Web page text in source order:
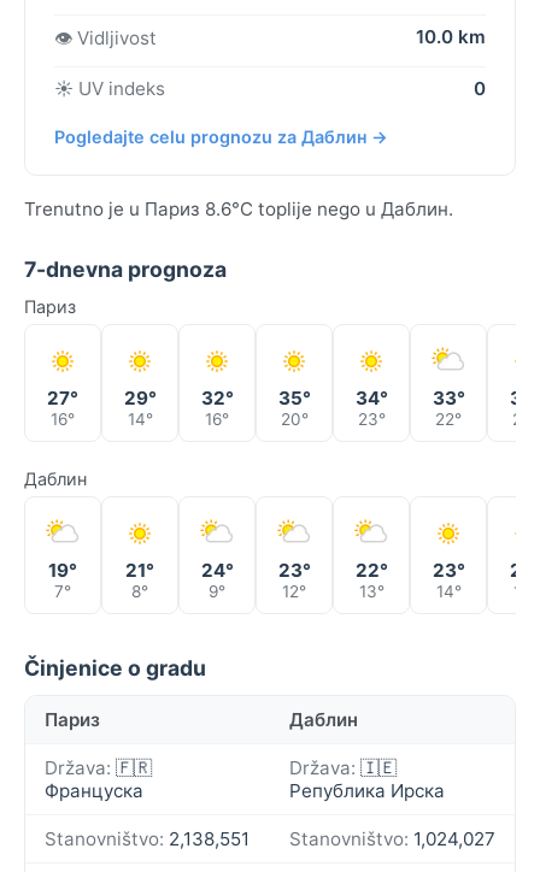
👁️ Vidljivost 10.0 km
☀️ UV indeks 0
Pogledajte celu prognozu za Даблин →
Trenutno je u Париз 8.6°C toplije nego u Даблин.
7-dnevna prognoza
Париз
27°
16°
29°
14°
32°
16°
35°
20°
34°
23°
33°
22° 23°
Даблин
19°
7°
21°
8°
24°
9°
23°
12°
22°
13°
23°
14° 15°
Činjenice o gradu
Париз Даблин
Država: 🇫🇷
Француска
Država: 🇮🇪
Република Ирска
Stanovništvo: 2,138,551 Stanovništvo: 1,024,027